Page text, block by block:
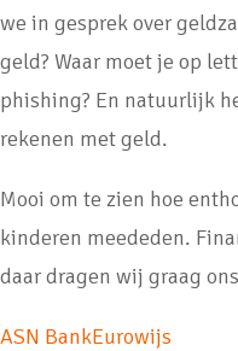
we in gesprek over
geld? Waar moet je op
phishing? En natuurlijk
rekenen met geld.
Mooi om te zien hoe
kinderen meededen.
daar dragen wij graag
ASN BankEurowijs